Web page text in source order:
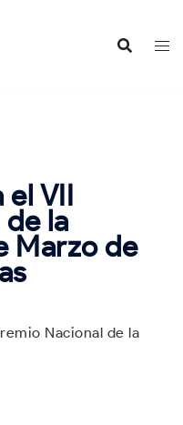
el VII
la
Marzo de
Nacional de la